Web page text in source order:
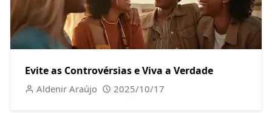
Evite as Controvérsias e Viva a Verdade
Aldenir Araújo 2025/10/17